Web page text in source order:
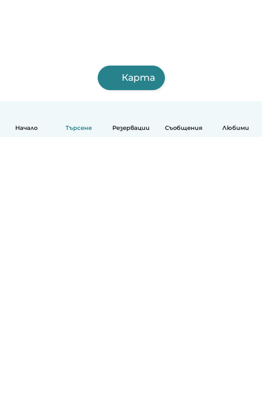
Начало Търсене Резервации Съобщения Любими
Карта